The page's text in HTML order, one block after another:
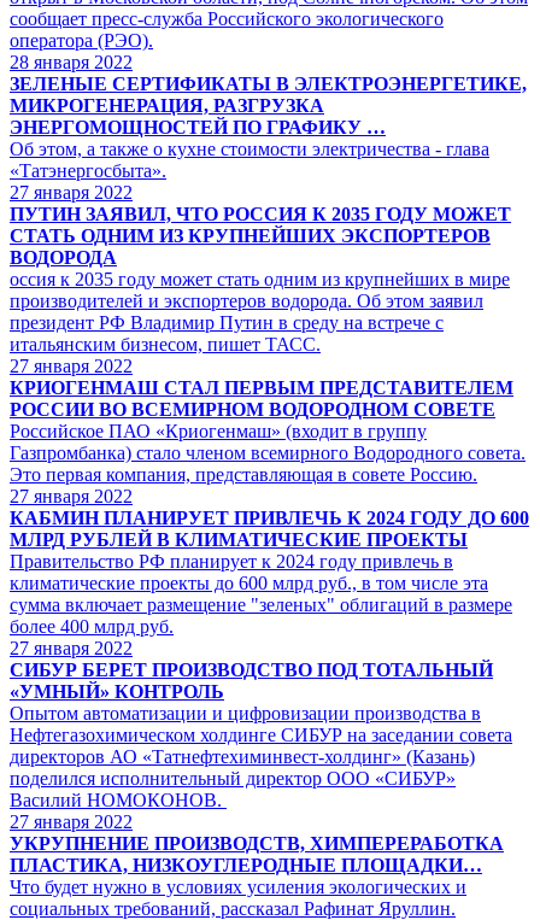
сообщает пресс-служба Российского экологического
оператора (РЭО).
28 января 2022
ЗЕЛЕНЫЕ СЕРТИФИКАТЫ В ЭЛЕКТРОЭНЕРГЕТИКЕ,
МИКРОГЕНЕРАЦИЯ, РАЗГРУЗКА
ЭНЕРГОМОЩНОСТЕЙ ПО ГРАФИКУ …
Об этом, а также о кухне стоимости электричества - глава
«Татэнергосбыта».
27 января 2022
ПУТИН ЗАЯВИЛ, ЧТО РОССИЯ К 2035 ГОДУ МОЖЕТ
СТАТЬ ОДНИМ ИЗ КРУПНЕЙШИХ ЭКСПОРТЕРОВ
ВОДОРОДА
оссия к 2035 году может стать одним из крупнейших в мире
производителей и экспортеров водорода. Об этом заявил
президент РФ Владимир Путин в среду на встрече с
итальянским бизнесом, пишет ТАСС.
27 января 2022
КРИОГЕНМАШ СТАЛ ПЕРВЫМ ПРЕДСТАВИТЕЛЕМ
РОССИИ ВО ВСЕМИРНОМ ВОДОРОДНОМ СОВЕТЕ
Российское ПАО «Криогенмаш» (входит в группу
Газпромбанка) стало членом всемирного Водородного совета.
Это первая компания, представляющая в совете Россию.
27 января 2022
КАБМИН ПЛАНИРУЕТ ПРИВЛЕЧЬ К 2024 ГОДУ ДО 600
МЛРД РУБЛЕЙ В КЛИМАТИЧЕСКИЕ ПРОЕКТЫ
Правительство РФ планирует к 2024 году привлечь в
климатические проекты до 600 млрд руб., в том числе эта
сумма включает размещение "зеленых" облигаций в размере
более 400 млрд руб.
27 января 2022
СИБУР БЕРЕТ ПРОИЗВОДСТВО ПОД ТОТАЛЬНЫЙ
«УМНЫЙ» КОНТРОЛЬ
Опытом автоматизации и цифровизации производства в
Нефтегазохимическом холдинге СИБУР на заседании совета
директоров АО «Татнефтехиминвест-холдинг» (Казань)
поделился исполнительный директор ООО «СИБУР»
Василий НОМОКОНОВ.
27 января 2022
УКРУПНЕНИЕ ПРОИЗВОДСТВ, ХИМПЕРЕРАБОТКА
ПЛАСТИКА, НИЗКОУГЛЕРОДНЫЕ ПЛОЩАДКИ…
Что будет нужно в условиях усиления экологических и
социальных требований, рассказал Рафинат Яруллин.